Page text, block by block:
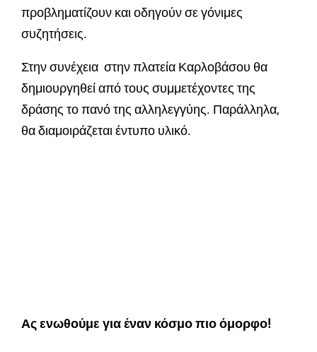
προβληματίζουν και οδηγούν σε γόνιμες
συζητήσεις.
Στην συνέχεια στην πλατεία Καρλοβάσου θα
δημιουργηθεί από τους συμμετέχοντες της
δράσης το πανό της αλληλεγγύης. Παράλληλα,
θα διαμοιράζεται έντυπο υλικό.
Ας ενωθούμε για έναν κόσμο πιο όμορφο!